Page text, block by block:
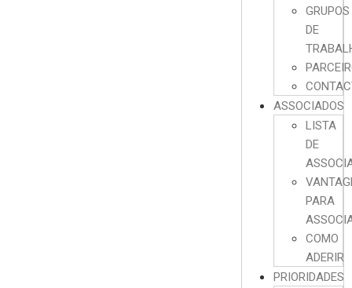
GRUPOS
DE
ASSOCIADOS
LISTA
DE
PARA
COMO
ADERIR
PRIORIDADES